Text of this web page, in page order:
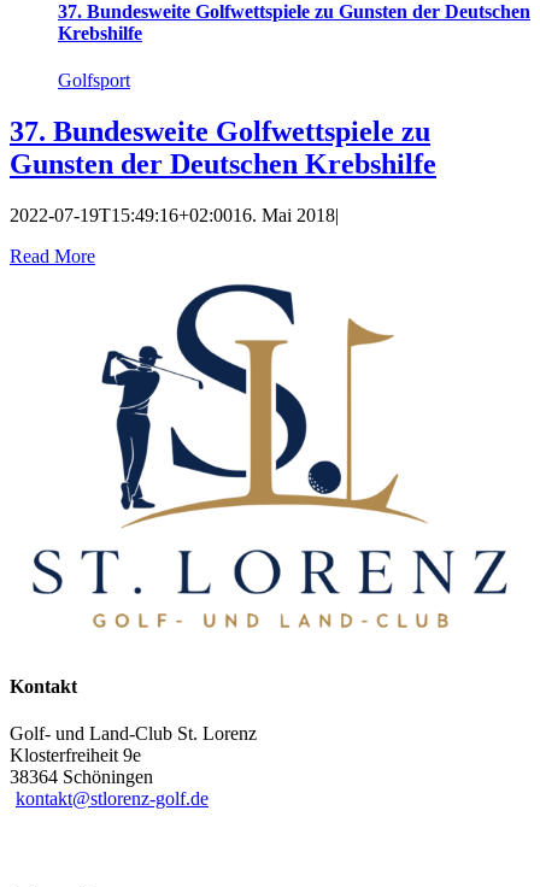
37. Bundesweite Golfwettspiele zu Gunsten der Deutschen
Krebshilfe
Golfsport
37. Bundesweite Golfwettspiele zu
Gunsten der Deutschen Krebshilfe
2022-07-19T15:49:16+02:0016. Mai 2018|
Read More
Kontakt
Golf- und Land-Club St. Lorenz
Klosterfreiheit 9e
38364 Schöningen
kontakt@stlorenz-golf.de